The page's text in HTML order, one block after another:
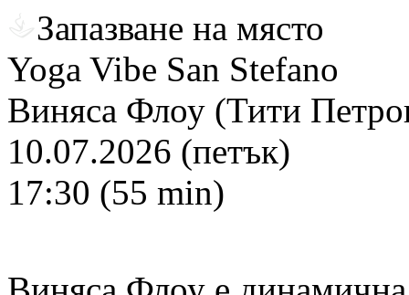
Запазване на място
Yoga Vibe San Stefano
Виняса Флоу (Тити
10.07.2026 (петък)
17:30 (55 min)